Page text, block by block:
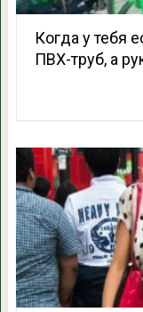
Когда у тебя
ПВХ-труб, а